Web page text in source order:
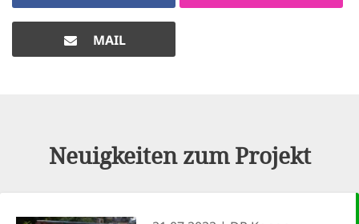
MAIL
Neuigkeiten zum Projekt